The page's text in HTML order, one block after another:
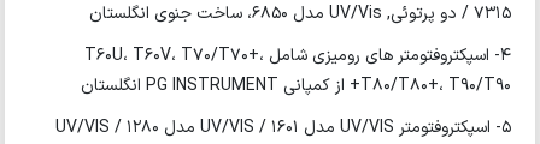
7315 / دو پرتوئی, UV/Vis مدل 6850، ساخت جنوی انگلستان
4- اسپکتروفتومتر های رومیزی شامل T60U، T60V، T70/T70+،
T80/T80+، T90/T90+ از کمپانی PG INSTRUMENT انگلستان
5- اسپکتروفتومتر UV/VIS مدل 1601 / UV/VIS مدل 1280 / UV/VIS